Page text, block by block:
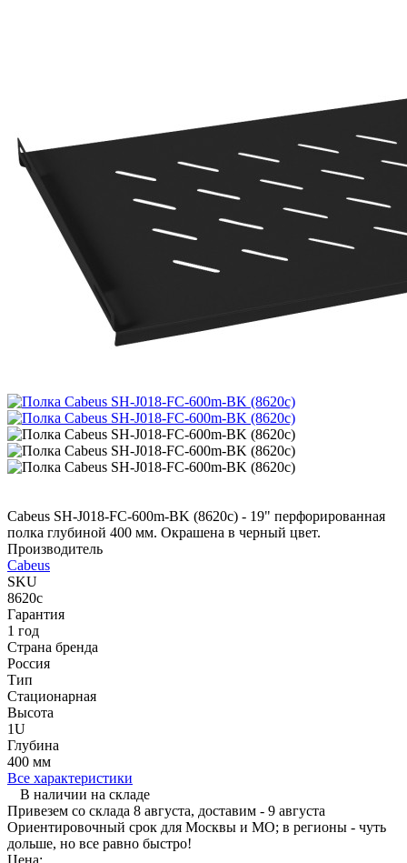
Cabeus SH-J018-FC-600m-BK (8620c) - 19" перфорированная
полка глубиной 400 мм. Окрашена в черный цвет.
Производитель
Cabeus
SKU
8620c
Гарантия
1 год
Страна бренда
Россия
Тип
Стационарная
Высота
1U
Глубина
400 мм
Все характеристики
В наличии на складе
Привезем со склада 8 августа, доставим - 9 августа
Ориентировочный срок для Москвы и МО; в регионы - чуть
дольше, но все равно быстро!
Цена: